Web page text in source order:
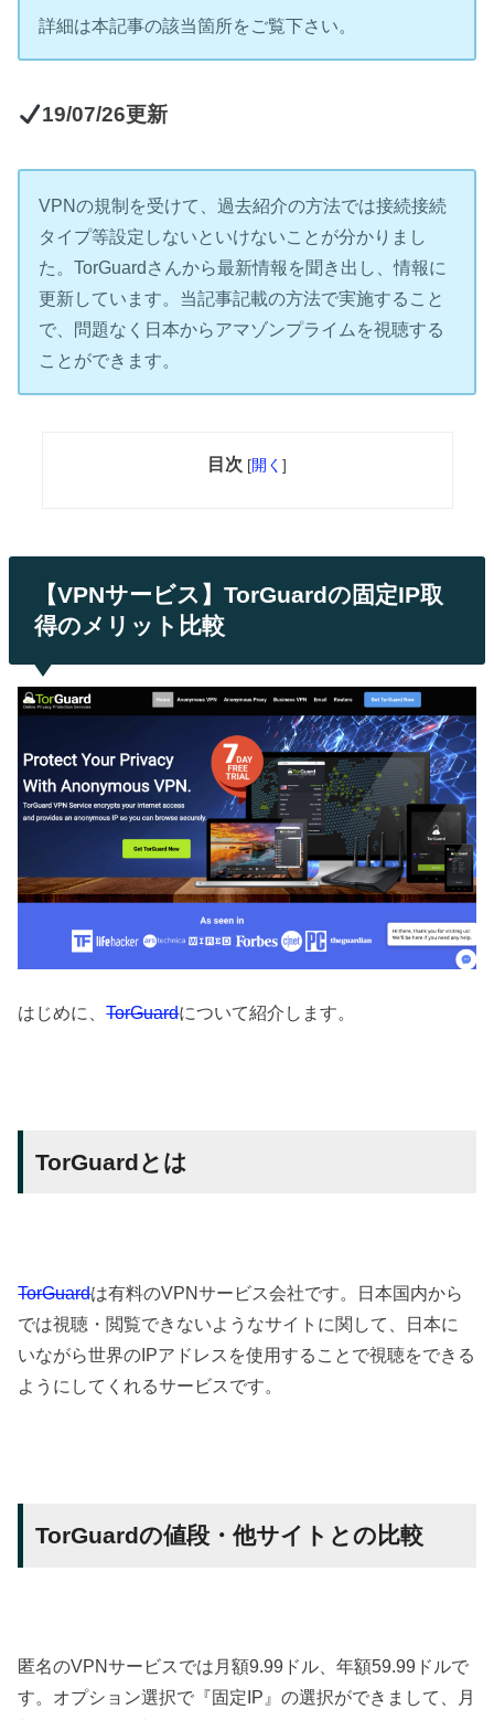
詳細は本記事の該当箇所をご覧下さい。
19/07/26更新
VPNの規制を受けて、過去紹介の方法では接続接続
タイプ等設定しないといけないことが分かりまし
た。TorGuardさんから最新情報を聞き出し、情報に
更新しています。当記事記載の方法で実施すること
で、問題なく日本からアマゾンプライムを視聴する
ことができます。
目次 [開く ]
【VPNサービス】TorGuardの固定IP取
得のメリット比較
はじめに、TorGuardについて紹介します。
TorGuardとは
TorGuardは有料のVPNサービス会社です。日本国内から
では視聴・閲覧できないようなサイトに関して、日本に
いながら世界のIPアドレスを使用することで視聴をできる
ようにしてくれるサービスです。
TorGuardの値段・他サイトとの比較
匿名のVPNサービスでは月額9.99ドル、年額59.99ドルで
す。オプション選択で『固定IP』の選択ができまして、月